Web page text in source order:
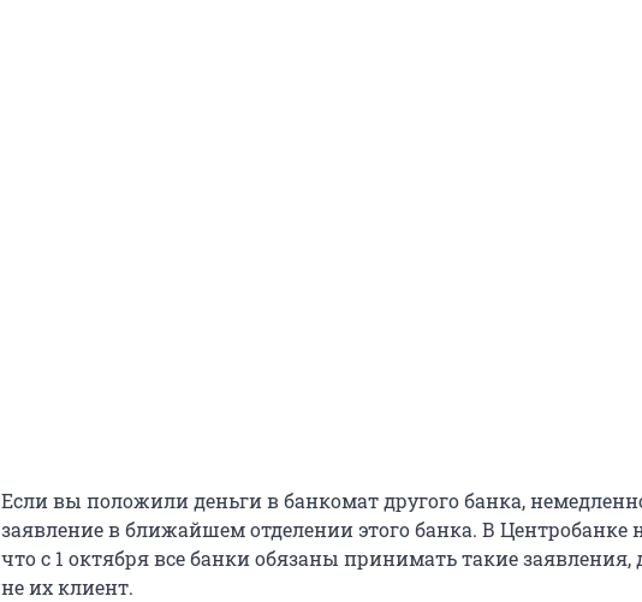
Если вы положили деньги в банкомат другого банка,
заявление в ближайшем отделении этого банка. В Центробанке
что с 1 октября все банки обязаны принимать такие заявления,
не их клиент.